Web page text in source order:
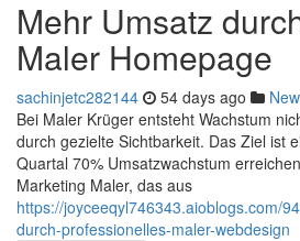
Mehr Umsatz
Maler Homepage
sachinjetc282144 54 days ago
Bei Maler Krüger entsteht Wachstum
durch gezielte Sichtbarkeit. Das Ziel ist
Quartal 70% Umsatzwachstum
Marketing Maler, das aus
https://joyceeqyl746343.aioblogs.com/
durch-professionelles-maler-webdesign